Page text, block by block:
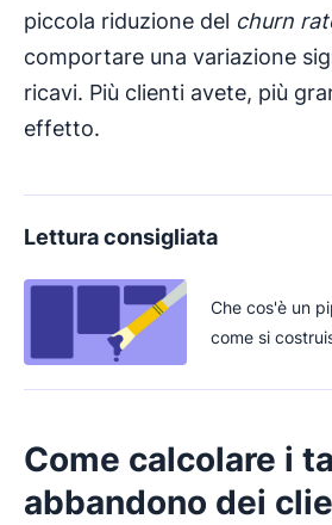
piccola riduzione del churn
comportare una variazione
ricavi. Più clienti avete, più
effetto.
Lettura consigliata
Che cos'è un
come si
Come calcolare i
abbandono dei